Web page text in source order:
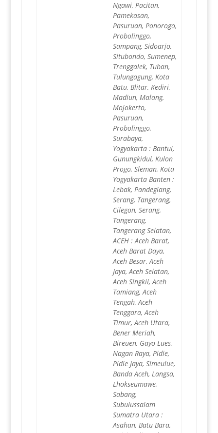
Ngawi, Pacitan,
Pamekasan,
Pasuruan, Ponorogo,
Probolinggo,
Sampang, Sidoarjo,
Situbondo, Sumenep,
Trenggalek, Tuban,
Tulungagung, Kota
Batu, Blitar, Kediri,
Madiun, Malang,
Mojokerto,
Pasuruan,
Probolinggo,
Surabaya,
Yogyakarta : Bantul,
Gunungkidul, Kulon
Progo, Sleman, Kota
Yogyakarta Banten :
Lebak, Pandeglang,
Serang, Tangerang,
Cilegon, Serang,
Tangerang,
Tangerang Selatan,
ACEH : Aceh Barat,
Aceh Barat Daya,
Aceh Besar, Aceh
Jaya, Aceh Selatan,
Aceh Singkil, Aceh
Tamiang, Aceh
Tengah, Aceh
Tenggara, Aceh
Timur, Aceh Utara,
Bener Meriah,
Bireuen, Gayo Lues,
Nagan Raya, Pidie,
Pidie Jaya, Simeulue,
Banda Aceh, Langsa,
Lhokseumawe,
Sabang,
Subulussalam
Sumatra Utara :
Asahan, Batu Bara,